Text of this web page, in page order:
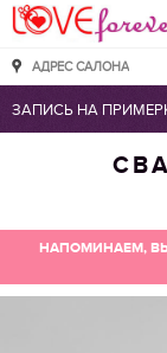
Love
АДРЕС САЛОНА
НАПОМИНАЕМ,